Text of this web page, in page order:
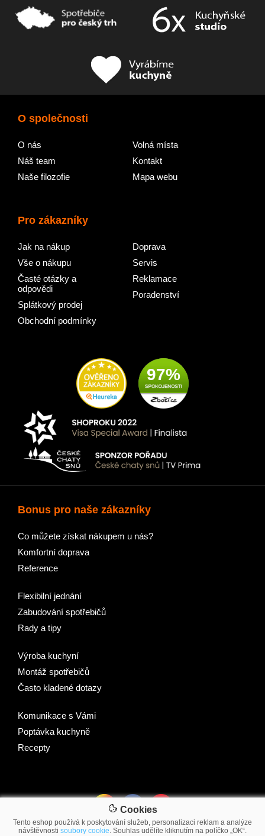
Cookies
Tento eshop používá k poskytování služeb, personalizaci reklam a analýze
návštěvnosti soubory cookie. Souhlas udělíte kliknutím na políčko „OK“.
O společnosti
O nás
Náš team
Naše filozofie
Volná místa
Kontakt
Mapa webu
Pro zákazníky
Jak na nákup
Vše o nákupu
Časté otázky a
odpovědi
Splátkový prodej
Obchodní podmínky
Doprava
Servis
Reklamace
Poradenství
97%
Bonus pro naše zákazníky
Co můžete získat nákupem u nás?
Komfortní doprava
Reference
Flexibilní jednání
Zabudování spotřebičů
Rady a tipy
Výroba kuchyní
Montáž spotřebičů
Často kladené dotazy
Komunikace s Vámi
Poptávka kuchyně
Recepty
© 2007-2026 2Traders CZ s.r.o.